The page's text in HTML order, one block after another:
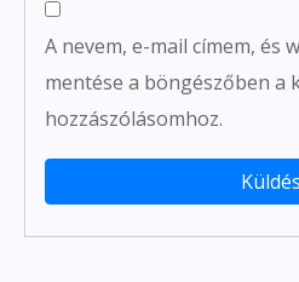
A nevem, e-mail címem, és
mentése a böngészőben a
hozzászólásomhoz.